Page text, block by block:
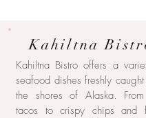
Kahiltna
Kahiltna Bistro offers a
seafood dishes freshly caught
the shores of Alaska.
tacos to crispy chips and